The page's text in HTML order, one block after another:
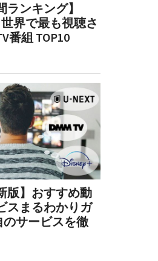
ランキング】
界で最も視聴さ
番組 TOP10
版】おすすめ動
スまるわかりガ
サービスを徹